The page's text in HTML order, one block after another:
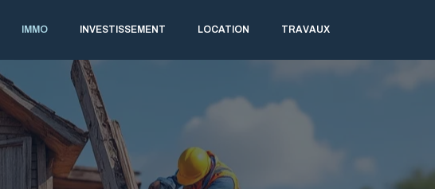
IMMO INVESTISSEMENT LOCATION TRAVAUX